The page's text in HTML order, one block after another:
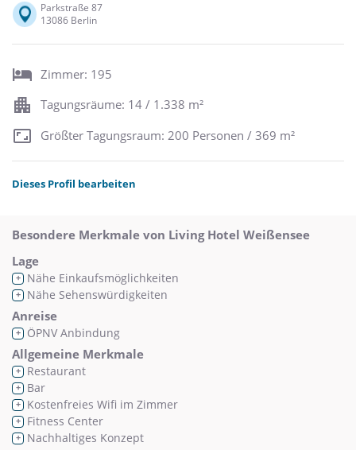
Parkstraße 87
13086 Berlin
Zimmer: 195
Tagungsräume: 14 / 1.338 m²
Größter Tagungsraum: 200 Personen / 369 m²
Dieses Profil bearbeiten
Besondere Merkmale von Living Hotel Weißensee
Lage
+ Nähe Einkaufsmöglichkeiten
+ Nähe Sehenswürdigkeiten
Anreise
+ ÖPNV Anbindung
Allgemeine Merkmale
+ Restaurant
+ Bar
+ Kostenfreies Wifi im Zimmer
+ Fitness Center
+ Nachhaltiges Konzept